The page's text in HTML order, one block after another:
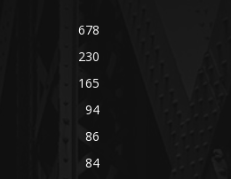
678
230
165
94
86
84